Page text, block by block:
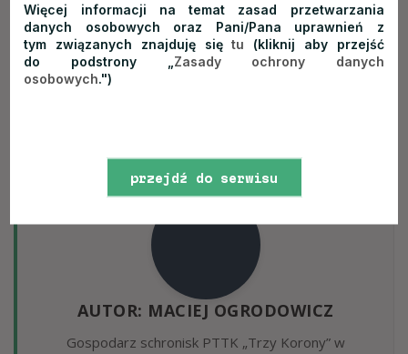
drewnianą wieżę widokową w Dąbrówce Szczepanowskiej,
miejscowości znajdującej się 20 minut od Tarnowa. Następnie
pozostają dwie opcje – zakończenie Velo Dunajec i udanie się
na nocleg lub dojechanie dalej, na metę w Wietrzychowicach.
AUTOR: MACIEJ OGRODOWICZ
Gospodarz schronisk PTTK „Trzy Korony” w
Więcej informacji na temat zasad przetwarzania
danych osobowych oraz Pani/Pana uprawnień z
tym związanych znajduję siętu (kliknij aby przejść
do podstrony „ Zasady ochrony danych
osobowych .")
przejdź do serwisu